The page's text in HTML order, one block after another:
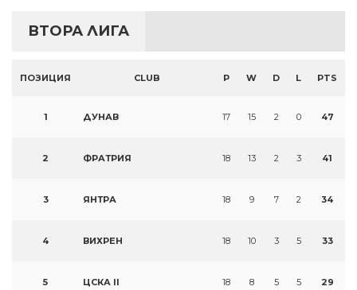
ВТОРА ЛИГА
ПОЗИЦИЯ CLUB P W D L PTS
1 ДУНАВ 17 15 2 0 47
2 ФРАТРИЯ 18 13 2 3 41
3 ЯНТРА 18 9 7 2 34
4 ВИХРЕН 18 10 3 5 33
5 ЦСКА II 18 8 5 5 29